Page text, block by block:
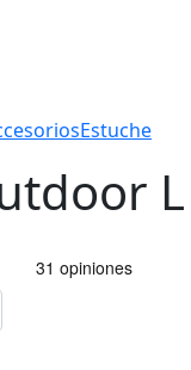
Estuche
L